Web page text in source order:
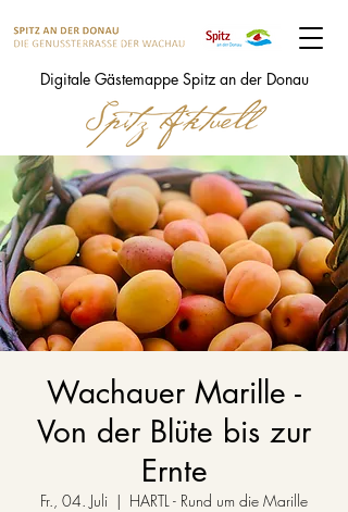
Digitale Gästemappe Spitz an der Donau
Wachauer Marille -
Von der Blüte bis zur
Ernte
Fr., 04. Juli
  |
HARTL - Rund um die Marille